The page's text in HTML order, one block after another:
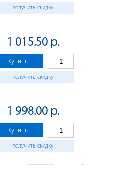
получить скидку
1 015.50 р.
Купить
получить скидку
1 998.00 р.
Купить
получить скидку